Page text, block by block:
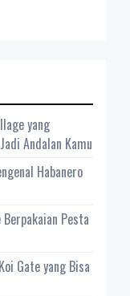
yang
Andalan Kamu
Habanero
Pesta
Gate yang Bisa